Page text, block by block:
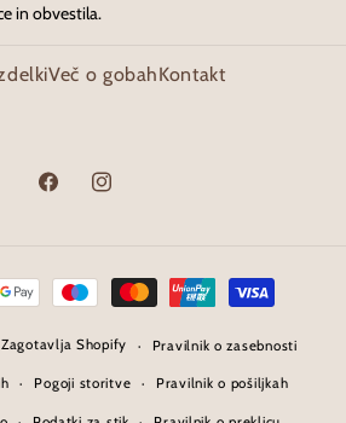
in obvestila.
Več o gobahKontakt
FacebookInstagram
Zagotavlja Shopify Pravilnik o zasebnosti
Pogoji storitve Pravilnik o pošiljkah